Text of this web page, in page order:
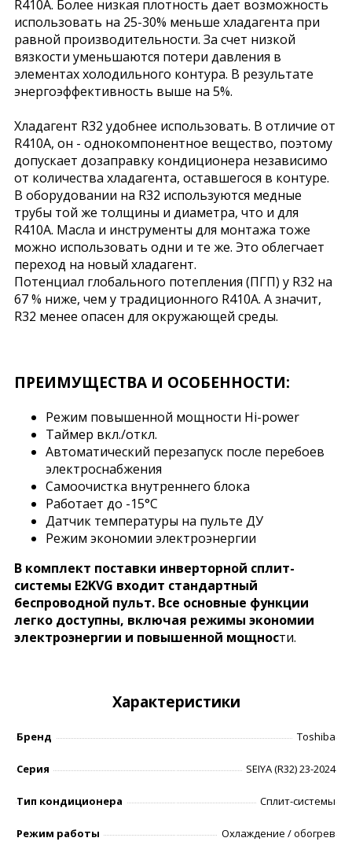
R410A. Более низкая плотность дает возможность
использовать на 25-30% меньше хладагента при
равной производительности. За счет низкой
вязкости уменьшаются потери давления в
элементах холодильного контура. В результате
энергоэффективность выше на 5%.
Хладагент R32 удобнее использовать. В отличие от
R410A, он - однокомпонентное вещество, поэтому
допускает дозаправку кондиционера независимо
от количества хладагента, оставшегося в контуре.
В оборудовании на R32 используются медные
трубы той же толщины и диаметра, что и для
R410A. Масла и инструменты для монтажа тоже
можно использовать одни и те же. Это облегчает
переход на новый хладагент.
Потенциал глобального потепления (ПГП) у R32 на
67 % ниже, чем у традиционного R410A. А значит,
R32 менее опасен для окружающей среды.
ПРЕИМУЩЕСТВА И ОСОБЕННОСТИ:
Режим повышенной мощности Hi-power
Таймер вкл./откл.
Автоматический перезапуск после перебоев
электроснабжения
Самоочистка внутреннего блока
Работает до -15°C
Датчик температуры на пульте ДУ
Режим экономии электроэнергии
В комплект поставки инверторной сплит-
системы E2KVG входит стандартный
беспроводной пульт. Все основные функции
легко доступны, включая режимы экономии
электроэнергии и повышенной мощности.
Характеристики
Бренд Toshiba
Серия SEIYA (R32) 23-2024
Тип кондиционера Сплит-системы
Режим работы Охлаждение / обогрев